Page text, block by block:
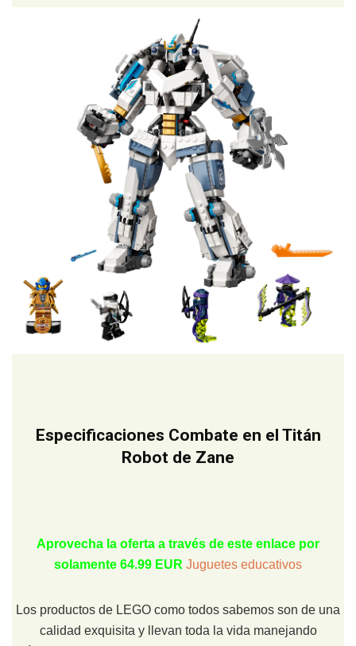
Especificaciones Combate en el Titán
Robot de Zane
Aprovecha la oferta a través de este enlace por
solamente 64.99 EUR Juguetes educativos
Los productos de LEGO como todos sabemos son de una
calidad exquisita y llevan toda la vida manejando